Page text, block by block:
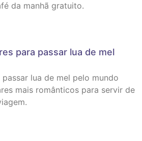
da manhã gratuito.
para passar lua de mel
lua de mel pelo mundo
mais românticos para servir de